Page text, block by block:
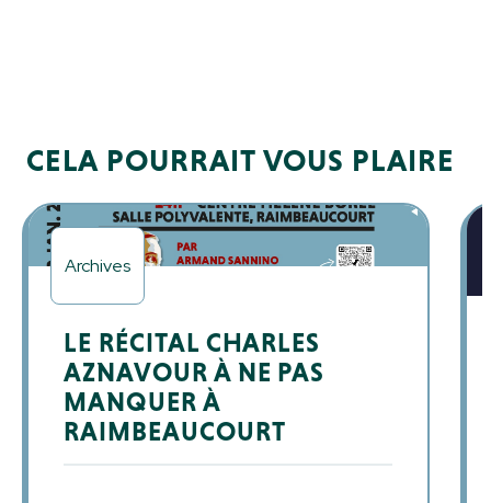
CELA POURRAIT VOUS PLAIRE
Archives
LE RÉCITAL CHARLES
AZNAVOUR À NE PAS
MANQUER À
RAIMBEAUCOURT